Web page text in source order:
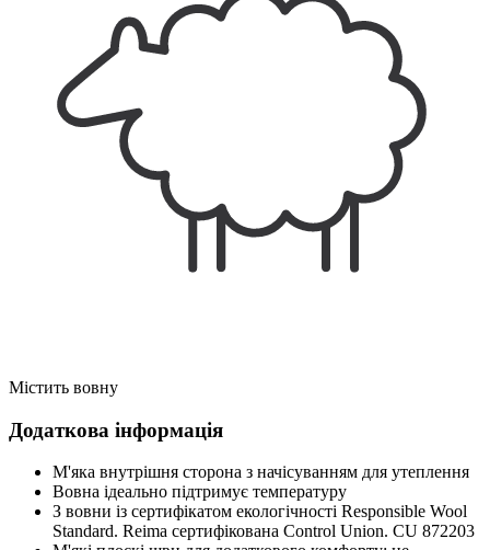
Містить вовну
Додаткова інформація
М'яка внутрішня сторона з начісуванням для утеплення
Вовна ідеально підтримує температуру
З вовни із сертифікатом екологічності Responsible Wool
Standard. Reima сертифікована Control Union. CU 872203